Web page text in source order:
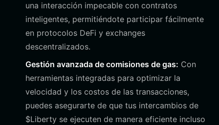
una interacción impecable con contratos
inteligentes, permitiéndote participar fácilmente
en protocolos DeFi y exchanges
descentralizados.
Gestión avanzada de comisiones de gas: Con
herramientas integradas para optimizar la
velocidad y los costos de las transacciones,
puedes asegurarte de que tus intercambios de
$Liberty se ejecuten de manera eficiente incluso